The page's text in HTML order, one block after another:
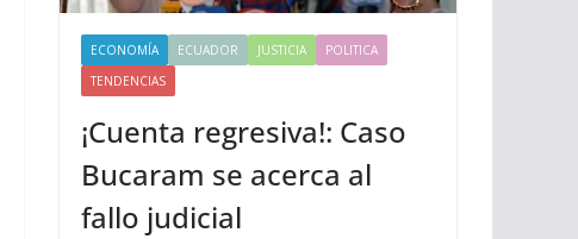
ECONOMÍA ECUADOR JUSTICIA
POLITICA
TENDENCIAS
¡Cuenta regresiva!: Caso
Bucaram se acerca al
fallo judicial